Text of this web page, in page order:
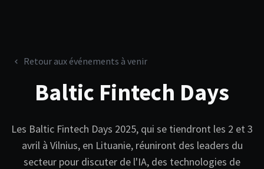
Retour aux événements à venir
Baltic Fintech Days
Les Baltic Fintech Days 2025, qui se tiendront les 2 et 3
avril à Vilnius, en Lituanie, réuniront des leaders du
secteur pour discuter de l'IA, des technologies de